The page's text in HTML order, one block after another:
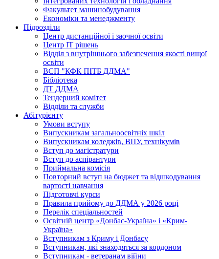
Факультет машинобудування
Економіки та менеджменту
Підрозділи
Центр дистанційної і заочної освіти
Центр ІТ рішень
Відділ з внутрішнього забезпечення якості вищої
освіти
ВСП "КФК ПІТБ ДДМА"
Бібліотека
ДТ ДДМА
Тендерний комітет
Відділи та служби
Абітурієнту
Умови вступу
Випускникам загальноосвітніх шкіл
Випускникам коледжів, ВПУ, технікумів
Вступ до магістратури
Вступ до аспірантури
Приймальна комісія
Повторний вступ на бюджет та відшкодування
вартості навчання
Підготовчі курси
Правила прийому до ДДМА у 2026 році
Перелік спеціальностей
Освітній центр «Донбас-Україна» і «Крим-
Україна»
Вступникам з Криму і Донбасу
Вступникам, які знаходяться за кордоном
Вступникам - ветеранам війни